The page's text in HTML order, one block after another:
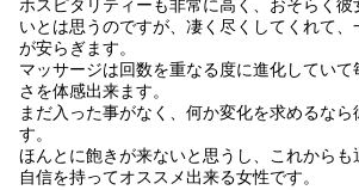
ホスピタリティーも非常に高く、おそらく
いとは思うのですが、凄く尽くしてくれて
が安らぎます。
マッサージは回数を重なる度に進化していて
さを体感出来ます。
まだ入った事がなく、何か変化を求めるなら
す。
ほんとに飽きが来ないと思うし、これからも
自信を持ってオススメ出来る女性です。